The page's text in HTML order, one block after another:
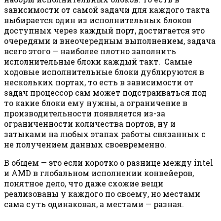
зависимости от самой задачи для каждого такта
выбирается один из исполнительных блоков
доступных через каждый порт, достигается это
очередями и внеочередным выполнением, задача
всего этого — наиболее плотно заполнить
исполнительные блоки каждый такт. Самые
ходовые исполнительные блоки дублируются в
нескольких портах, то есть в зависимости от
задач процессор сам может подстраиваться под
то какие блоки ему нужны, а ограничение в
производительности появляется из-за
ограниченности количества портов, ну и
затыками на любых этапах работы связанных с
не получением данных своевременно.
В общем — это если коротко о разнице между intel
и AMD в глобальном исполнении конвейеров,
понятное дело, что даже схожие вещи
реализованы у каждого по своему, но местами
сама суть одинаковая, а местами — разная.